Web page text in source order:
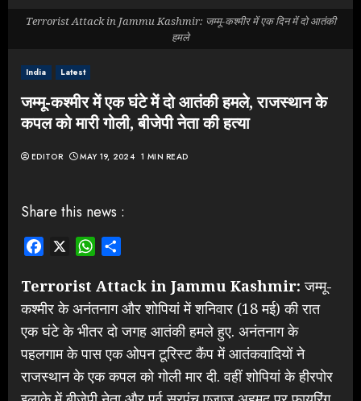
India Latest
जम्मू-कश्मीर में एक घंटे में दो आतंकी हमले, राजस्थान के
कपल को मारी गोली, बीजेपी नेता की हत्या
EDITOR MAY 19, 2024 1 MIN READ
Terrorist Attack in Jammu Kashmir: जम्मू-कश्मीर में एक दिन में दो आतंकी
हमले
Share this news :
Facebook WhatsApp
Terrorist Attack in Jammu Kashmir: जम्मू-
कश्मीर के अनंतनाग और शोपियां में शनिवार (18 मई) की रात
एक घंटे के भीतर दो जगह आतंकी हमले हुए. अनंतनाग के
पहलगाम के पास एक ओपन टूरिस्ट कैंप में आतंकवादियों ने
राजस्थान के एक कपल को गोली मार दी. वहीं शोपियां के हीरपोर